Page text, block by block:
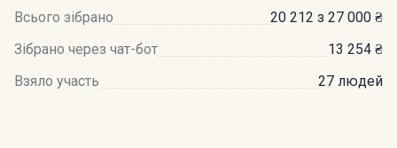
Всього зібрано
20 212 з 27 000 ₴
Зібрано через чат-бот
13 254 ₴
Взяло участь
27 людей